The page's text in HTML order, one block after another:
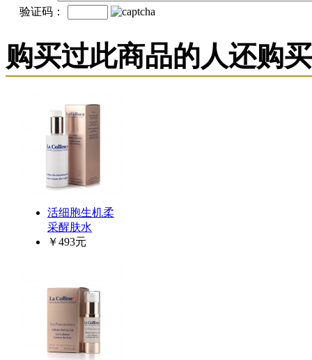
验证码：
购买过此商品的人还购
活细胞生机柔
采醒肤水
￥493元